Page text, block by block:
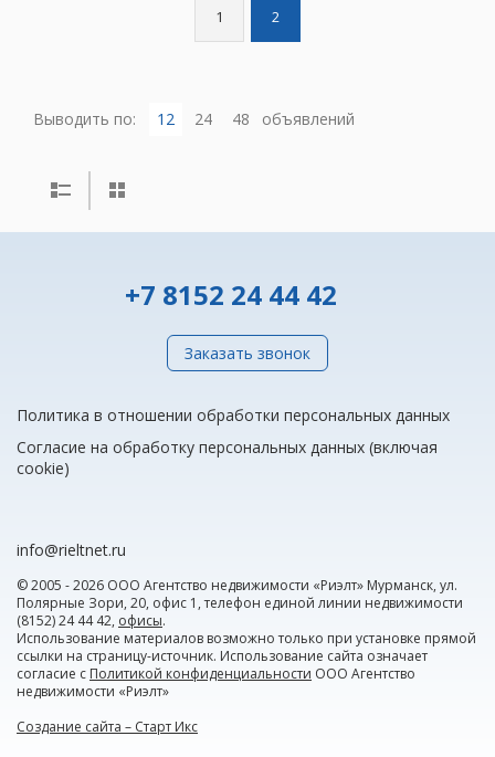
1 2
Выводить по: 12 24 48 объявлений
+7 8152 24 44 42
Заказать звонок
Политика в отношении обработки персональных данных
Согласие на обработку персональных данных (включая
cookie)
info@rieltnet.ru
© 2005 - 2026 ООО Агентство недвижимости «Риэлт» Мурманск, ул.
Полярные Зори, 20, офис 1, телефон единой линии недвижимости
(8152) 24 44 42, офисы.
Использование материалов возможно только при установке прямой
ссылки на страницу-источник. Использование сайта означает
согласие с Политикой конфиденциальности ООО Агентство
недвижимости «Риэлт»
Создание сайта – Старт Икс